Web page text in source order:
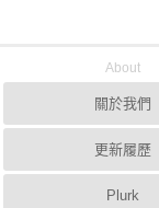
About
關於我們
更新履歷
Plurk